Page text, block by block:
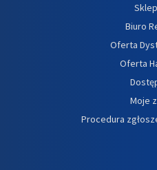
Biuro
Oferta
Oferta
Moje
Procedura